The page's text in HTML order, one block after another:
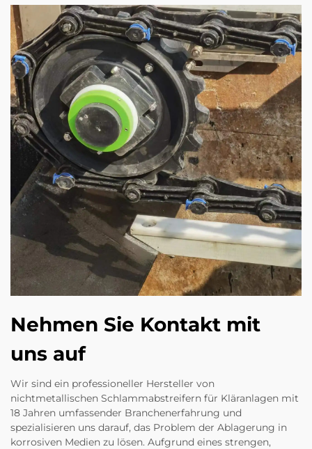
Nehmen Sie Kontakt mit
uns auf
Wir sind ein professioneller Hersteller von
nichtmetallischen Schlammabstreifern für Kläranlagen mit
18 Jahren umfassender Branchenerfahrung und
spezialisieren uns darauf, das Problem der Ablagerung in
korrosiven Medien zu lösen. Aufgrund eines strengen,